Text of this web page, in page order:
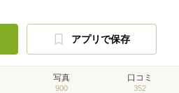
アプリで保存
写真
900
口コミ
352